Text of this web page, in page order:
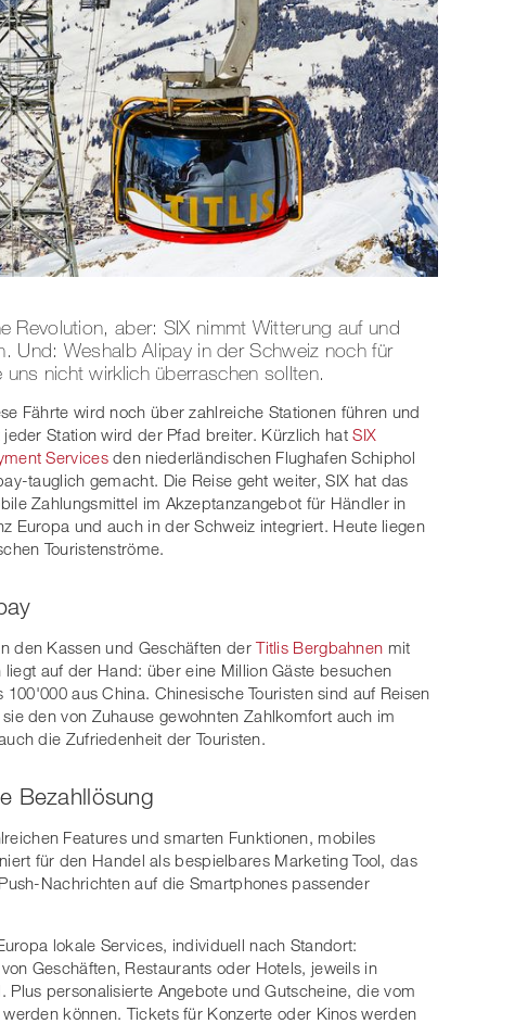
Revolution, aber: SIX nimmt Witterung auf und
Und: Weshalb Alipay in der Schweiz noch für
nicht wirklich überraschen sollten.
Fährte wird noch über zahlreiche Stationen führen und
jeder Station wird der Pfad breiter. Kürzlich hatSIX
Servicesden niederländischen Flughafen Schiphol
tauglich gemacht. Die Reise geht weiter, SIX hat das
Zahlungsmittel im Akzeptanzangebot für Händler in
Europa und auch in der Schweiz integriert. Heute liegen
Touristenströme.
den Kassen und Geschäften derTitlis Bergbahnen mit
auf der Hand: über eine Million Gäste besuchen
aus China. Chinesische Touristen sind auf Reisen
den von Zuhause gewohnten Zahlkomfort auch im
die Zufriedenheit der Touristen.
Bezahllösung
Features und smarten Funktionen, mobiles
für den Handel als bespielbares Marketing Tool, das
Nachrichten auf die Smartphones passender
lokale Services, individuell nach Standort:
Geschäften, Restaurants oder Hotels, jeweils in
personalisierte Angebote und Gutscheine, die vom
können. Tickets für Konzerte oder Kinos werden